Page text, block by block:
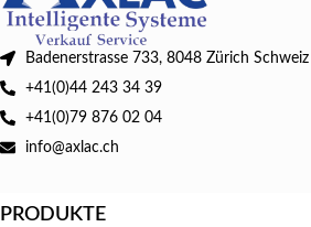
Badenerstrasse 733, 8048 Zürich Schweiz
+41(0)44 243 34 39
+41(0)79 876 02 04
info@axlac.ch
PRODUKTE